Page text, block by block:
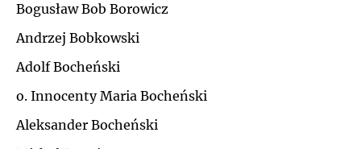
P
Bogusław Bob Borowicz
Andrzej Bobkowski
Adolf Bocheński
o. Innocenty Maria Bocheński
Aleksander Bocheński